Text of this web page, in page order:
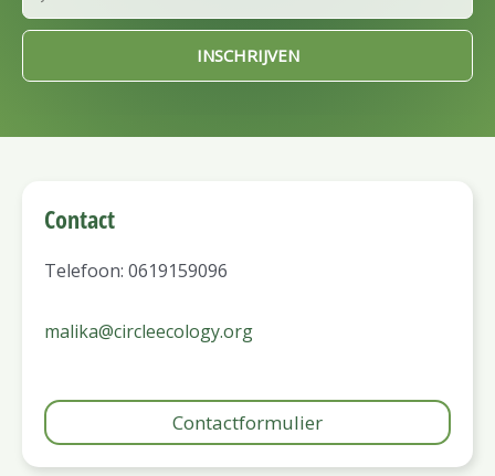
INSCHRIJVEN
Contact
Telefoon: 0619159096
malika@circleecology.org
Contactformulier